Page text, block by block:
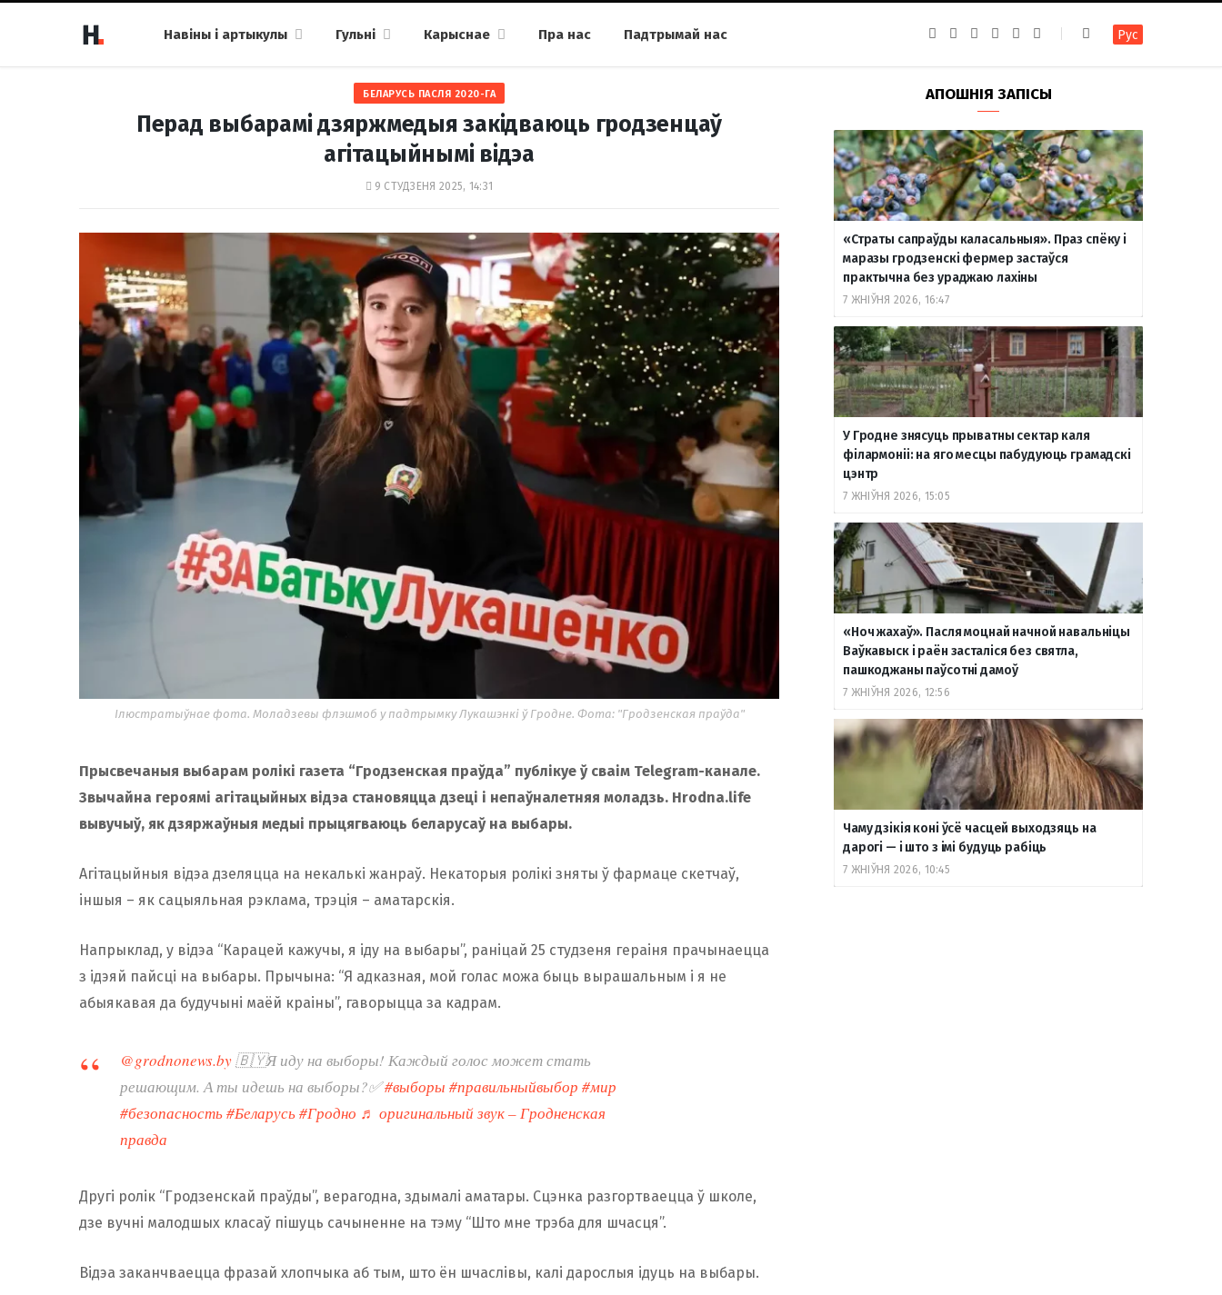
Навіны і артыкулы Гульні Карыснае Пра нас Падтрымай нас
b
o
k
a
g
a
m
g
r
a
m
u
b
т
а
т
е
Рус
БЕЛАРУСЬ ПАСЛЯ 2020-ГА
Перад выбарамі дзяржмедыя закідваюць гродзенцаў
агітацыйнымі відэа
9 СТУДЗЕНЯ 2025, 14:31
Ілюстратыўнае фота. Моладзевы флэшмоб у падтрымку Лукашэнкі ў Гродне. Фота: "Гродзенская праўда"
Прысвечаныя выбарам ролікі газета “Гродзенская праўда” публікуе ў сваім Telegram-канале.
Звычайна героямі агітацыйных відэа становяцца дзеці і непаўналетняя моладзь. Hrodna.life
вывучыў, як дзяржаўныя медыі прыцягваюць беларусаў на выбары.
Агітацыйныя відэа дзеляцца на некалькі жанраў. Некаторыя ролікі зняты ў фармаце скетчаў,
іншыя – як сацыяльная рэклама, трэція – аматарскія.
Напрыклад, у відэа “Карацей кажучы, я іду на выбары”, раніцай 25 студзеня гераіня прачынаецца
з ідэяй пайсці на выбары. Прычына: “Я адказная, мой голас можа быць вырашальным і я не
абыякавая да будучыні маёй краіны”, гаворыцца за кадрам.
@grodnonews.by🇧🇾Я иду на выборы! Каждый голос может стать
решающим. А ты идешь на выборы?✅#выборы #правильныйвыбор #мир
#безопасность#Беларусь#Гродно ♬ оригинальный звук – Гродненская
правда
Другі ролік “Гродзенскай праўды”, верагодна, здымалі аматары. Сцэнка разгортваецца ў школе,
дзе вучні малодшых класаў пішуць сачыненне на тэму “Што мне трэба для шчасця”.
Відэа заканчваецца фразай хлопчыка аб тым, што ён шчаслівы, калі дарослыя ідуць на выбары.
АПОШНІЯ ЗАПІСЫ
«Страты сапраўды каласальныя». Праз спёку і
маразы гродзенскі фермер застаўся
практычна без ураджаю лахіны
7 ЖНІЎНЯ 2026, 16:47
У Гродне знясуць прыватны сектар каля
філармоніі: на яго месцы пабудуюць грамадскі
цэнтр
7 ЖНІЎНЯ 2026, 15:05
«Ноч жахаў». Пасля моцнай начной навальніцы
Ваўкавыск і раён засталіся без святла,
пашкоджаны паўсотні дамоў
7 ЖНІЎНЯ 2026, 12:56
Чаму дзікія коні ўсё часцей выходзяць на
дарогі — і што з імі будуць рабіць
7 ЖНІЎНЯ 2026, 10:45